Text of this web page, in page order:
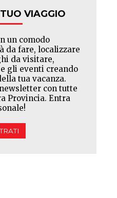
VIAGGIO
un comodo
da fare, localizzare
da visitare,
gli eventi creando
tua vacanza.
con tutte
Provincia. Entra